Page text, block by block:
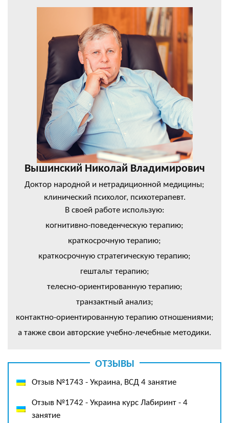
Вышинский Николай Владимирович
Доктор народной и нетрадиционной медицины;
клинический психолог, психотерапевт.
В своей работе использую:
когнитивно-поведенческую терапию;
краткосрочную терапию;
краткосрочную стратегическую терапию;
гештальт терапию;
телесно-ориентированную терапию;
транзактный анализ;
контактно-ориентированную терапию отношениями;
а также свои авторские учебно-лечебные методики.
ОТЗЫВЫ
Отзыв №1743 - Украина, ВСД 4 занятие
Отзыв №1742 - Украина курс Лабиринт - 4
занятие